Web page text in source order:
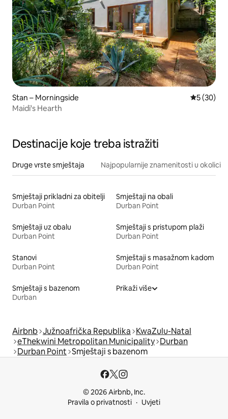
Stan – Morningside Prosječna
5 (30)
Maidi's Hearth
Destinacije koje treba istražiti
Druge vrste smještaja Najpopularnije znamenitosti u okolici
Smještaji prikladni za obitelji
Durban Point
Smještaji na obali
Durban Point
Smještaji uz obalu
Durban Point
Smještaji s pristupom plaži
Durban Point
Stanovi
Durban Point
Smještaji s masažnom kadom
Durban Point
Smještaji s bazenom
Durban
Prikaži više
Airbnb Južnoafrička Republika KwaZulu-Natal
eThekwini Metropolitan Municipality Durban
Durban Point Smještaji s bazenom
© 2026 Airbnb, Inc.
Pravila o privatnosti
Uvjeti